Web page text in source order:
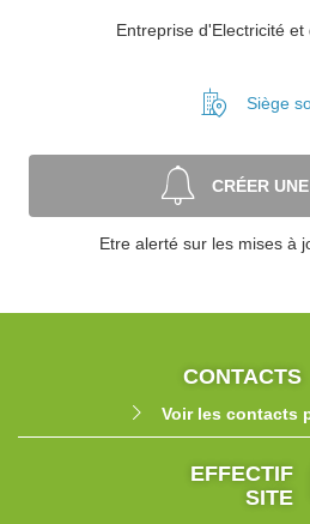
Entreprise d'Electricité et
Siège
CRÉER
Etre alerté sur les mises à
CONTACTS
Voir les contacts
EFFECTIF
SITE